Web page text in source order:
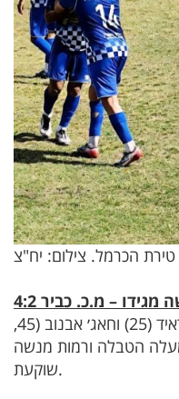
טירת הכרמל. צילום: יח"צ
– מ.כ. כביר 4:2
כביר רשמה ניצחון חוץ חשוב נוסף בזכות שערים של עומר מהניה (10), חג׳יר ראיד (25) וחאג׳ אבנוב (45,
מטפסת במעלה הטבלה ורמות מנשה
שוקעת.